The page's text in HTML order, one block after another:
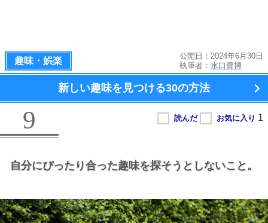
趣味・娯楽
公開日：2024年6月30日
執筆者： 水口貴博
新しい趣味を見つける30の方法
9
自分にぴったり合った趣味を探そうとしないこと。